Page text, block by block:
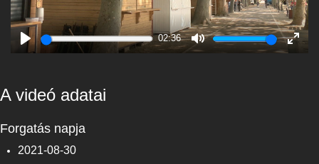
Play
02:36
Mute
A videó adatai
Forgatás napja
2021-08-30